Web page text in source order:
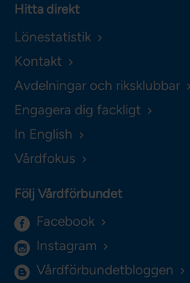
Hitta direkt
Lönestatistik
Kontakt
Avdelningar och riksklubbar
Engagera dig fackligt
In English
Vårdfokus
Följ Vårdförbundet
Facebook
Instagram
Vårdförbundetbloggen